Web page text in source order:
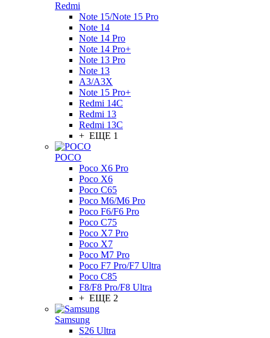
Redmi
Note 15/Note 15 Pro
Note 14
Note 14 Pro
Note 14 Pro+
Note 13 Pro
Note 13
A3/A3X
Note 15 Pro+
Redmi 14C
Redmi 13
Redmi 13C
+ ЕЩЕ 1
POCO
Poco X6 Pro
Poco X6
Poco C65
Poco M6/M6 Pro
Poco F6/F6 Pro
Poco C75
Poco X7 Pro
Poco X7
Poco M7 Pro
Poco F7 Pro/F7 Ultra
Poco C85
F8/F8 Pro/F8 Ultra
+ ЕЩЕ 2
Samsung
S26 Ultra